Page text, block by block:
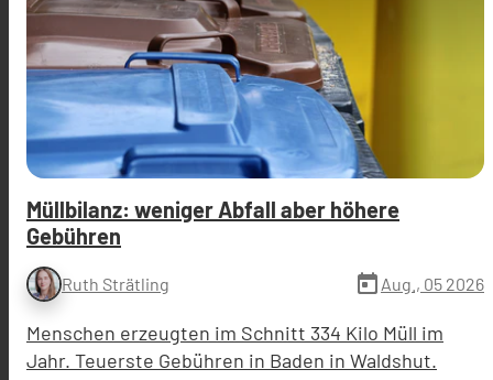
Müllbilanz: weniger Abfall aber höhere
Gebühren
Ruth Strätling today Aug., 05 2026
Menschen erzeugten im Schnitt 334 Kilo Müll im
Jahr. Teuerste Gebühren in Baden in Waldshut.